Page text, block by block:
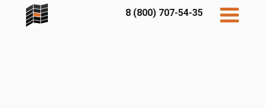
8 (800) 707-54-35